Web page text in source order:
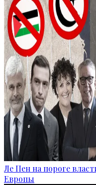
Ле Пен на пороге
Европы